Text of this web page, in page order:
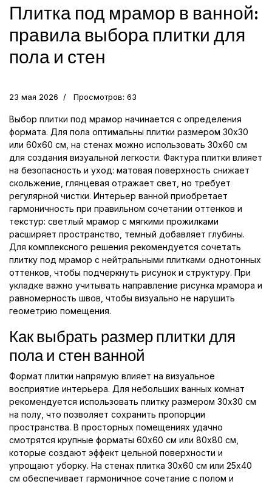
Плитка под мрамор в ванной:
правила выбора плитки для
пола и стен
23 мая 2026 Просмотров: 63
Выбор плитки под мрамор начинается с определения
формата. Для пола оптимальны плитки размером 30x30
или 60x60 см, на стенах можно использовать 30x60 см
для создания визуальной легкости. Фактура плитки влияет
на безопасность и уход: матовая поверхность снижает
скольжение, глянцевая отражает свет, но требует
регулярной чистки. Интерьер ванной приобретает
гармоничность при правильном сочетании оттенков и
текстур: светлый мрамор с мягкими прожилками
расширяет пространство, темный добавляет глубины.
Для комплексного решения рекомендуется сочетать
плитку под мрамор с нейтральными плитками однотонных
оттенков, чтобы подчеркнуть рисунок и структуру. При
укладке важно учитывать направление рисунка мрамора и
равномерность швов, чтобы визуально не нарушить
геометрию помещения.
Как выбрать размер плитки для
пола и стен ванной
Формат плитки напрямую влияет на визуальное
восприятие интерьера. Для небольших ванных комнат
рекомендуется использовать плитку размером 30x30 см
на полу, что позволяет сохранить пропорции
пространства. В просторных помещениях удачно
смотрятся крупные форматы 60x60 см или 80x80 см,
которые создают эффект цельной поверхности и
упрощают уборку. На стенах плитка 30x60 см или 25x40
см обеспечивает гармоничное сочетание с полом и